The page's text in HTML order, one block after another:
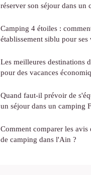
réserver son séjour dans un
Camping 4 étoiles :
établissement siblu pour ses
Les meilleures destinations
pour des vacances
Quand faut-il prévoir de
un séjour dans un camping
Comment comparer les
de camping dans l'Ain ?